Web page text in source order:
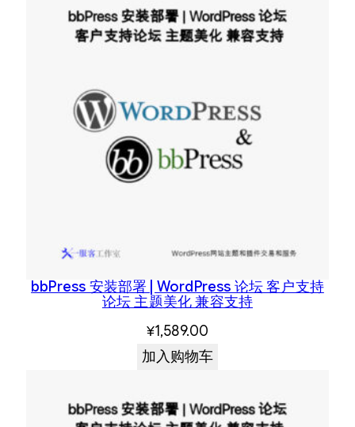
bbPress 安装部署 | WordPress 论坛 客户支持
论坛 主题美化 兼容支持
¥1,589.00
加入购物车